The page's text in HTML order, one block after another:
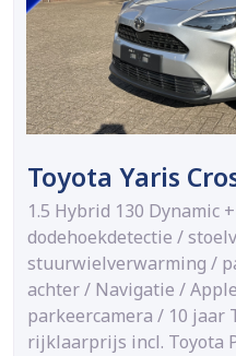
Toyota Yaris
1.5 Hybrid 130 Dynamic
dodehoekdetectie /
stuurwielverwarming /
achter / Navigatie /
parkeercamera / 10 jaar
rijklaarprijs incl. Toyota